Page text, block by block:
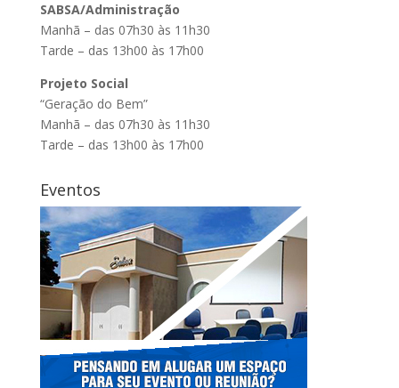
SABSA/Administração
Manhã – das 07h30 às 11h30
Tarde – das 13h00 às 17h00
Projeto Social
“Geração do Bem”
Manhã – das 07h30 às 11h30
Tarde – das 13h00 às 17h00
Eventos